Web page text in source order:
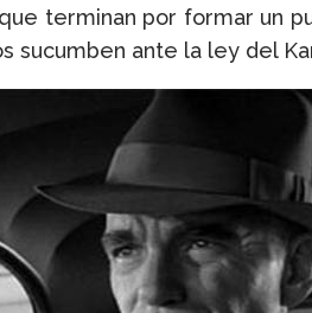
terminan por formar un
sucumben ante la ley del